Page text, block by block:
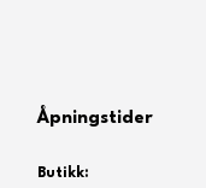
Åpningstider
Butikk: